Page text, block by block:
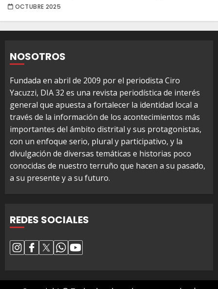
OCTUBRE 2025
NOSOTROS
Fundada en abril de 2009 por el periodista Ciro
Yacuzzi, DIA 32 es una revista periodística de interés
general que apuesta a fortalecer la identidad local a
través de la información de los acontecimientos más
importantes del ámbito distrital y sus protagonistas,
con un enfoque serio, plural y participativo, y la
divulgación de diversas temáticas e historias poco
conocidas de nuestro terruño que hacen a su pasado,
a su presente y a su futuro.
REDES SOCIALES